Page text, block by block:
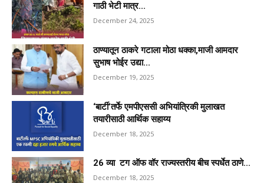
गाठी भेटी मात्र...
December 24, 2025
ठाण्यातून ठाकरे गटाला मोठा धक्का,माजी आमदार
सुभाष भोईर उद्या...
December 19, 2025
‘बार्टी’तर्फे एमपीएससी अभियांत्रिकी मुलाखत
तयारीसाठी आर्थिक सहाय्य
December 18, 2025
26 व्या टग ऑफ वॉर राज्यस्तरीय बीच स्पर्धेत ठाणे...
December 18, 2025